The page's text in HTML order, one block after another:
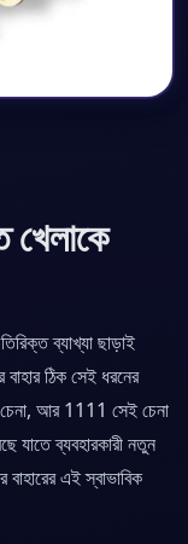
খেলাকে
ব্যাখ্যা ছাড়াই
ঠিক সেই ধরনের
চেনা, আর 1111 সেই চেনা
যাতে ব্যবহারকারী নতুন
এই স্বাভাবিক